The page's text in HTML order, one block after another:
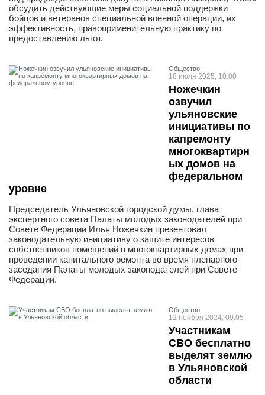
обсудить действующие меры социальной поддержки
бойцов и ветеранов специальной военной операции, их
эффективность, правоприменительную практику по
предоставлению льгот.
Общество
18 июля 2025, 10:00
Ножечкин
озвучил
ульяновские
инициативы по
капремонту
многоквартирн
ых домов на
федеральном
уровне
Председатель Ульяновской городской думы, глава
экспертного совета Палаты молодых законодателей при
Совете Федерации Илья Ножечкин презентовал
законодательную инициативу о защите интересов
собственников помещений в многоквартирных домах при
проведении капитального ремонта во время пленарного
заседания Палаты молодых законодателей при Совете
Федерации.
Общество
12 ноября 2024, 09:05
Участникам
СВО бесплатно
выделят землю
в Ульяновской
области